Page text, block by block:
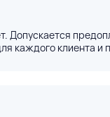
Допускается
каждого клиента и